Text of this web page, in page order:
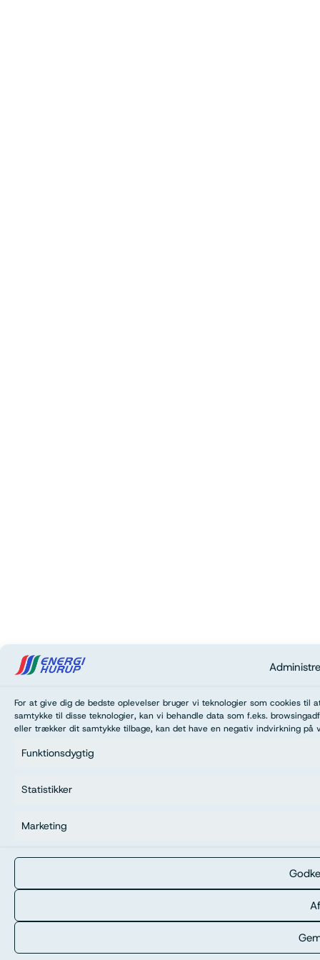
For at give dig de bedste oplevelser bruger vi teknologier som cookies til
samtykke til disse teknologier, kan vi behandle data som f.eks.
eller trækker dit samtykke tilbage, kan det have en negativ indvirkning på
Funktionsdygtig
Statistikker
Marketing